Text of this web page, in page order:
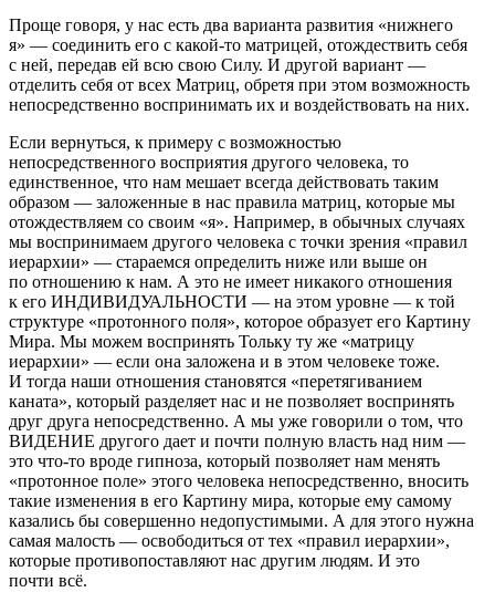
Проще говоря, у нас есть два варианта развития «нижнего
я» — соединить его с какой-то матрицей, отождествить себя
с ней, передав ей всю свою Силу. И другой вариант —
отделить себя от всех Матриц, обретя при этом возможность
непосредственно воспринимать их и воздействовать на них.
Если вернуться, к примеру с возможностью
непосредственного восприятия другого человека, то
единственное, что нам мешает всегда действовать таким
образом — заложенные в нас правила матриц, которые мы
отождествляем со своим «я». Например, в обычных случаях
мы воспринимаем другого человека с точки зрения «правил
иерархии» — стараемся определить ниже или выше он
по отношению к нам. А это не имеет никакого отношения
к его ИНДИВИДУАЛЬНОСТИ — на этом уровне — к той
структуре «протонного поля», которое образует его Картину
Мира. Мы можем воспринять Тольку ту же «матрицу
иерархии» — если она заложена и в этом человеке тоже.
И тогда наши отношения становятся «перетягиванием
каната», который разделяет нас и не позволяет воспринять
друг друга непосредственно. А мы уже говорили о том, что
ВИДЕНИЕ другого дает и почти полную власть над ним —
это что-то вроде гипноза, который позволяет нам менять
«протонное поле» этого человека непосредственно, вносить
такие изменения в его Картину мира, которые ему самому
казались бы совершенно недопустимыми. А для этого нужна
самая малость — освободиться от тех «правил иерархии»,
которые противопоставляют нас другим людям. И это
почти всё.